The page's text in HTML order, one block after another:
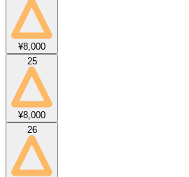
¥8,000
25
¥8,000
26